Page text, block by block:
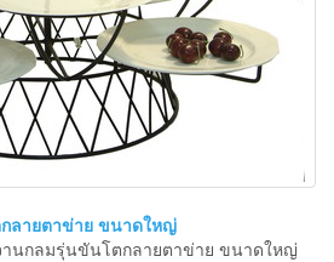
ลายตาข่าย ขนาดใหญ่
านกลมรุ่นขันโตกลายตาข่าย ขนาดใหญ่